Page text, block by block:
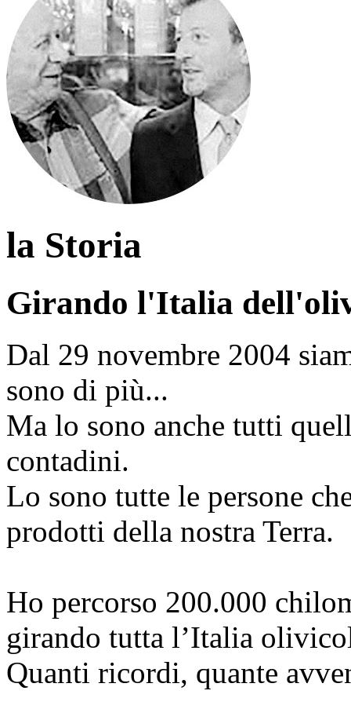
la Storia
Girando l'Italia
Dal 29 novembre 2004
sono di più...
Ma lo sono anche tutti
contadini.
Lo sono tutte le persone
prodotti della nostra Terra.
Ho percorso 200.000
girando tutta l’Italia
Quanti ricordi, quante